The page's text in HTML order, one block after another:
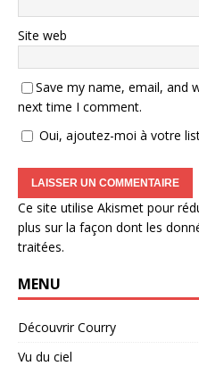
Site web
Save my name, email, and
next time I comment.
Oui, ajoutez-moi à votre
Ce site utilise Akismet pour
plus sur la façon dont les
traitées.
MENU
Découvrir Courry
Vu du ciel